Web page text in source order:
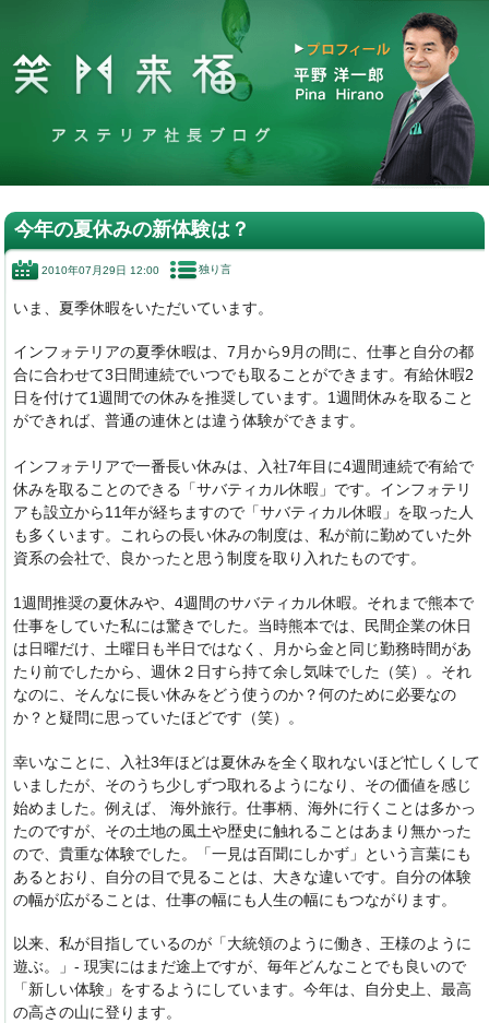
今年の夏休みの新体験は？
2010年07月29日 12:00 独り言
いま、夏季休暇をいただいています。
インフォテリアの夏季休暇は、7月から9月の間に、仕事と自分の都
合に合わせて3日間連続でいつでも取ることができます。有給休暇2
日を付けて1週間での休みを推奨しています。1週間休みを取ること
ができれば、普通の連休とは違う体験ができます。
インフォテリアで一番長い休みは、入社7年目に4週間連続で有給で
休みを取ることのできる「サバティカル休暇」です。インフォテリ
アも設立から11年が経ちますので「サバティカル休暇」を取った人
も多くいます。これらの長い休みの制度は、私が前に勤めていた外
資系の会社で、良かったと思う制度を取り入れたものです。
1週間推奨の夏休みや、4週間のサバティカル休暇。それまで熊本で
仕事をしていた私には驚きでした。当時熊本では、民間企業の休日
は日曜だけ、土曜日も半日ではなく、月から金と同じ勤務時間があ
たり前でしたから、週休２日すら持て余し気味でした（笑）。それ
なのに、そんなに長い休みをどう使うのか？何のために必要なの
か？と疑問に思っていたほどです（笑）。
幸いなことに、入社3年ほどは夏休みを全く取れないほど忙しくして
いましたが、そのうち少しずつ取れるようになり、その価値を感じ
始めました。例えば、 海外旅行。仕事柄、海外に行くことは多かっ
たのですが、その土地の風土や歴史に触れることはあまり無かった
ので、貴重な体験でした。「一見は百聞にしかず」という言葉にも
あるとおり、自分の目で見ることは、大きな違いです。自分の体験
の幅が広がることは、仕事の幅にも人生の幅にもつながります。
以来、私が目指しているのが「大統領のように働き、王様のように
遊ぶ。」- 現実にはまだ途上ですが、毎年どんなことでも良いので
「新しい体験」をするようにしています。今年は、自分史上、最高
の高さの山に登ります。